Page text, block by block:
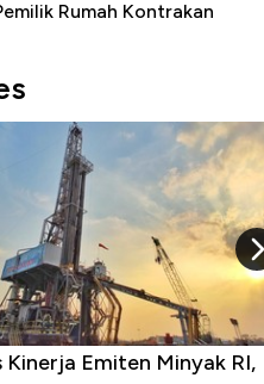
Rumah Kontrakan
dengan Tingkat